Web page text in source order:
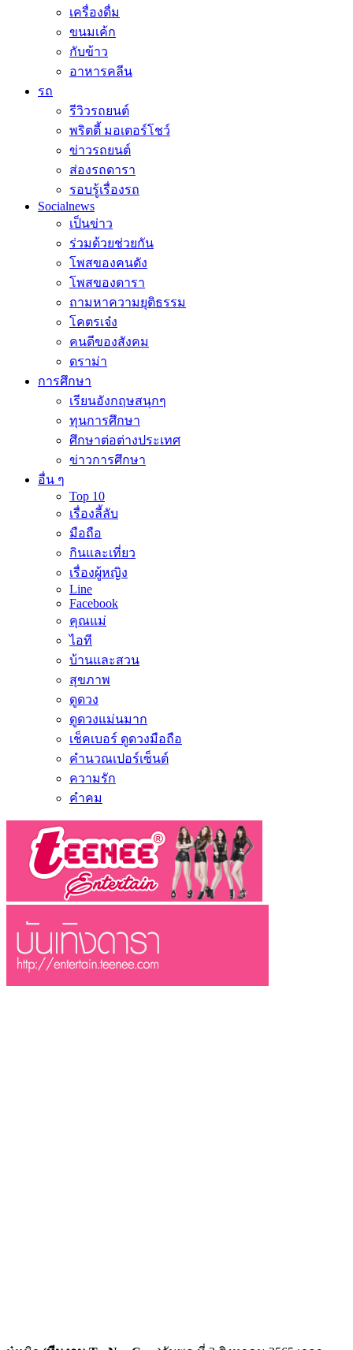
เครื่องดื่ม
ขนมเค้ก
กับข้าว
อาหารคลีน
รถ
รีวิวรถยนต์
พริตตี้ มอเตอร์โชว์
ข่าวรถยนต์
ส่องรถดารา
รอบรู้เรื่องรถ
Socialnews
เป็นข่าว
ร่วมด้วยช่วยกัน
โพสของคนดัง
โพสของดารา
ถามหาความยุติธรรม
โคตรเจ๋ง
คนดีของสังคม
ดราม่า
การศึกษา
เรียนอังกฤษสนุกๆ
ทุนการศึกษา
ศึกษาต่อต่างประเทศ
ข่าวการศึกษา
อื่น ๆ
Top 10
เรื่องลี้ลับ
มือถือ
กินและเที่ยว
เรื่องผู้หญิง
Line
Facebook
คุณแม่
ไอที
บ้านและสวน
สุขภาพ
ดูดวง
ดูดวงแม่นมาก
เช็คเบอร์ ดูดวงมือถือ
คำนวณเปอร์เซ็นต์
ความรัก
คำคม